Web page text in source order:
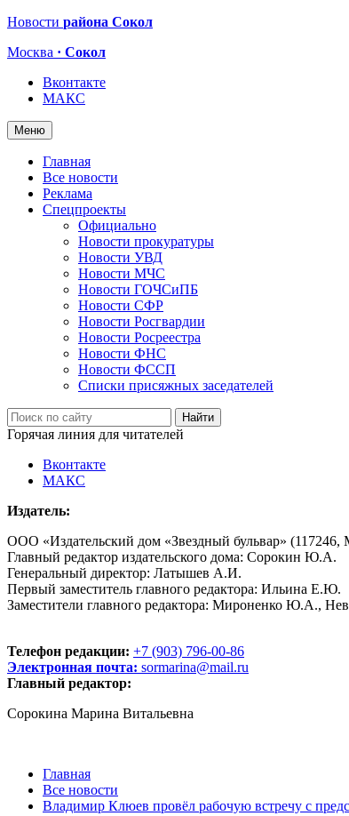
Новости района Сокол
Москва · Сокол
Вконтакте
МАКС
Меню
Главная
Все новости
Реклама
Спецпроекты
Официально
Новости прокуратуры
Новости УВД
Новости МЧС
Новости ГОЧСиПБ
Новости СФР
Новости Росгвардии
Новости Росреестра
Новости ФНС
Новости ФССП
Списки присяжных заседателей
Горячая линия для читателей
Вконтакте
МАКС
Издатель:
ООО «Издательский дом «Звездный бульвар»
Главный редактор издательского дома: Сорокин Ю.А.
Генеральный директор: Латышев А.И.
Первый заместитель главного редактора: Ильина Е.Ю.
Заместители главного редактора: Мироненко Ю.А.,
Телефон редакции: +7 (903) 796-00-86
Электронная почта: sormarina@mail.ru
Главный редактор:
Сорокина Марина Витальевна
Главная
Все новости
Владимир Клюев провёл рабочую встречу с